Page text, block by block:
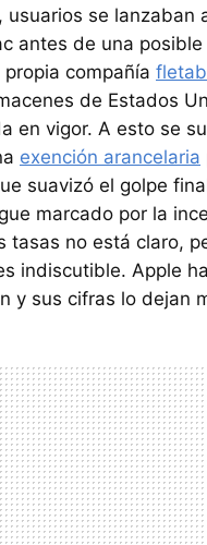
usuarios se lanzaban
antes de una
compañía
de Estados
en vigor. A esto se
exención arancelaria
suavizó el golpe
marcado por la
tasas no está claro,
indiscutible. Apple
y sus cifras lo dejan